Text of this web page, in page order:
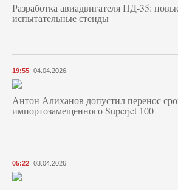
Разработка авиадвигателя ПД-35:
испытательные стенды
19:55 04.04.2026
Антон Алиханов допустил перенос
импортозамещенного Superjet 100
05:22 03.04.2026